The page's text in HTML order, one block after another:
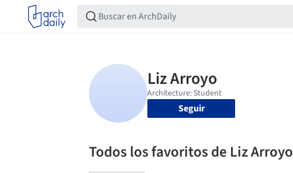
Seguir
Todos los favoritos de Liz Arroyo